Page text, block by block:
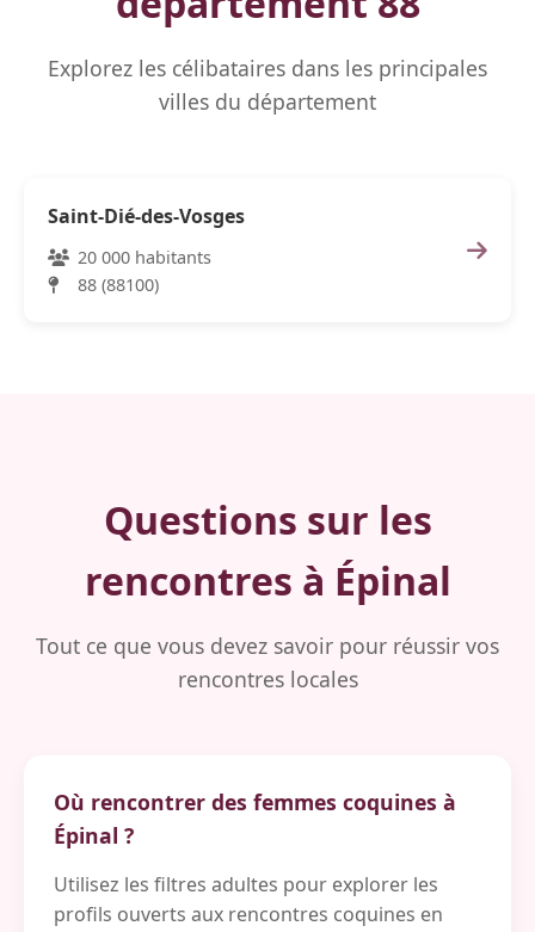
Explorez les célibataires dans les principales
villes du département
Saint-Dié-des-Vosges
20 000 habitants
88 (88100)
Questions sur les
rencontres à Épinal
Tout ce que vous devez savoir pour réussir vos
rencontres locales
Où rencontrer des femmes coquines à
Épinal ?
Utilisez les filtres adultes pour explorer les
profils ouverts aux rencontres coquines en